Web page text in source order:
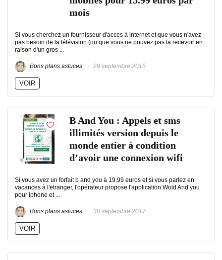
mois
Si vous cherchez un fournisseur d'acces à internet et que vous n'avez
pas besoin de la télévision (ou que vous ne pouvez pas la recevoir en
raison d'un gros ...
Bons plans astuces 29 septembre 2015
VOIR
B And You : Appels et sms
illimités version depuis le
monde entier à condition
d’avoir une connexion wifi
Si vous avez un forfait b and you à 19.99 euros et si vous partez en
vacances à l'etranger, l'opérateur propose l'application Wold And you
pour iphone et ...
Bons plans astuces 30 septembre 2017
VOIR